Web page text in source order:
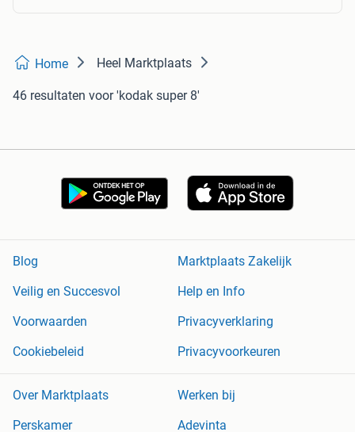
Home Heel Marktplaats
46 resultaten voor 'kodak super 8'
Blog
Marktplaats Zakelijk
Veilig en Succesvol
Help en Info
Voorwaarden
Privacyverklaring
Cookiebeleid
Privacyvoorkeuren
Over Marktplaats
Werken bij
Perskamer
Adevinta